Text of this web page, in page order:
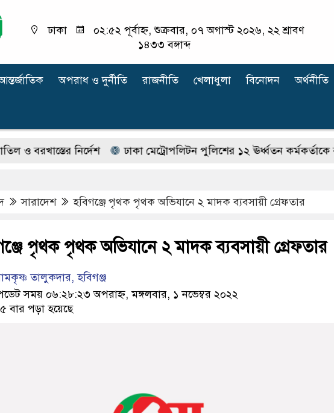
ঢাকা
০২:৫২ পূর্বাহ্ন, শুক্রবার, ০৭ অগাস্ট ২০২৬, ২২ শ্রাবণ
১৪৩৩ বঙ্গাব্দ
অপরাধ ‍ও দুর্নীতি রাজনীতি খেলাধুলা বিনোদন অর্থনীতি
নির্দেশ ঢাকা মেট্রোপলিটন পুলিশের ১২ ঊর্ধ্বতন কর্মকর্তাকে বদলি
সারাদেশ হবিগঞ্জে পৃথক পৃথক অভিযানে ২ মাদক ব্যবসায়ী গ্রেফতার
পৃথক পৃথক অভিযানে ২ মাদক ব্যবসায়ী গ্রেফতার
তালুকদার, হবিগঞ্জ
সময় ০৬:২৮:২৩ অপরাহ্ন, মঙ্গলবার, ১ নভেম্বর ২০২২
বার পড়া হয়েছে